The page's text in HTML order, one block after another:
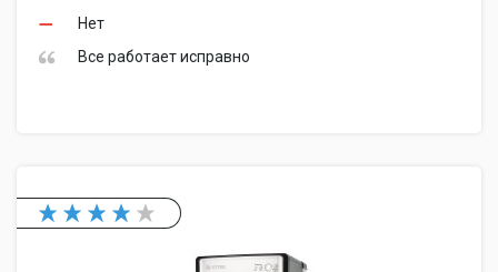
Нет
Все работает исправно